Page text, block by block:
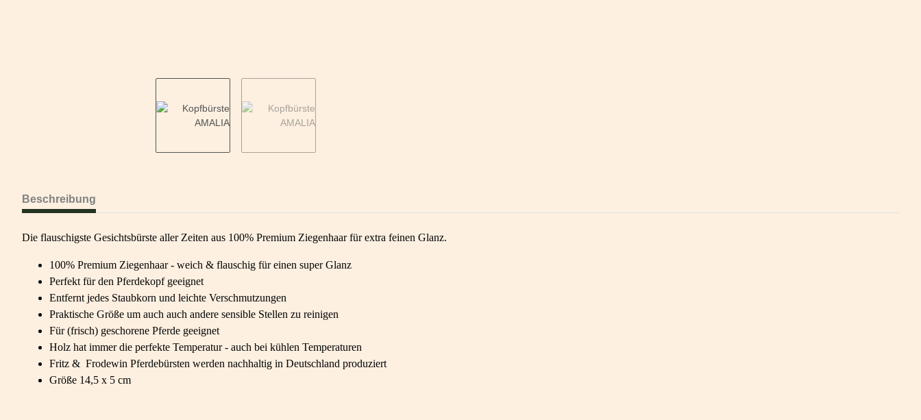
Beschreibung
Die flauschigste Gesichtsbürste aller Zeiten aus 100% Premium Ziegenhaar für extra feinen Glanz.
100% Premium Ziegenhaar - weich & flauschig für einen super Glanz
Perfekt für den Pferdekopf geeignet
Entfernt jedes Staubkorn und leichte Verschmutzungen
Praktische Größe um auch auch andere sensible Stellen zu reinigen
Für (frisch) geschorene Pferde geeignet
Holz hat immer die perfekte Temperatur - auch bei kühlen Temperaturen
Fritz & Frodewin Pferdebürsten werden nachhaltig in Deutschland produziert
Größe 14,5 x 5 cm